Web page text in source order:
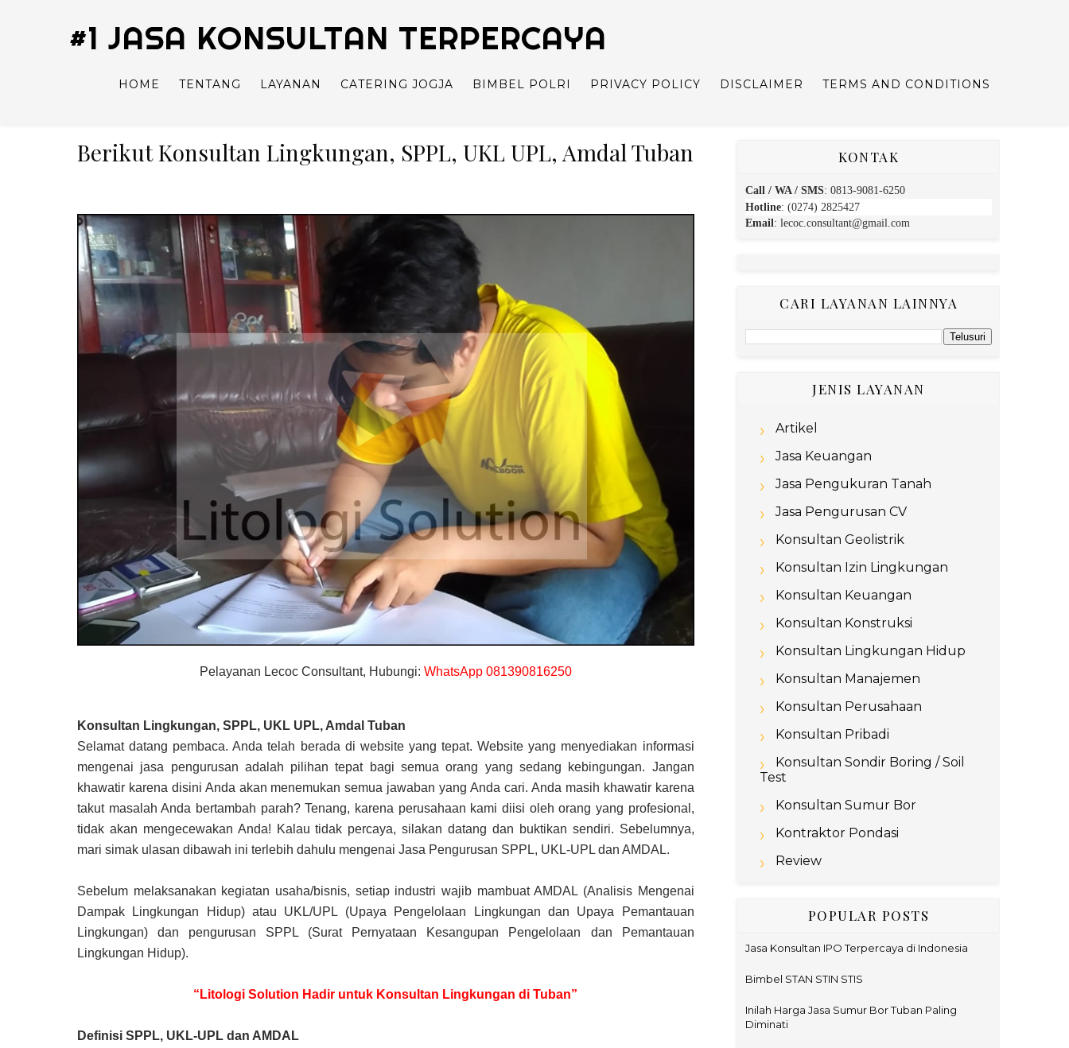
#1 JASA KONSULTAN TERPERCAYA
HOME TENTANG LAYANAN CATERING JOGJA BIMBEL POLRI PRIVACY POLICY DISCLAIMER TERMS AND CONDITIONS
Berikut Konsultan Lingkungan, SPPL, UKL UPL, Amdal Tuban
Pelayanan Lecoc Consultant, Hubungi: WhatsApp 081390816250
Konsultan Lingkungan, SPPL, UKL UPL, Amdal Tuban
Selamat datang pembaca. Anda telah berada di website yang tepat. Website yang menyediakan informasi
mengenai jasa pengurusan adalah pilihan tepat bagi semua orang yang sedang kebingungan. Jangan
khawatir karena disini Anda akan menemukan semua jawaban yang Anda cari. Anda masih khawatir karena
takut masalah Anda bertambah parah? Tenang, karena perusahaan kami diisi oleh orang yang profesional,
tidak akan mengecewakan Anda! Kalau tidak percaya, silakan datang dan buktikan sendiri. Sebelumnya,
mari simak ulasan dibawah ini terlebih dahulu mengenai Jasa Pengurusan SPPL, UKL-UPL dan AMDAL.
Sebelum melaksanakan kegiatan usaha/bisnis, setiap industri wajib mambuat AMDAL (Analisis Mengenai
Dampak Lingkungan Hidup) atau UKL/UPL (Upaya Pengelolaan Lingkungan dan Upaya Pemantauan
Lingkungan) dan pengurusan SPPL (Surat Pernyataan Kesangupan Pengelolaan dan Pemantauan
Lingkungan Hidup).
“Litologi Solution Hadir untuk Konsultan Lingkungan di Tuban”
Definisi SPPL, UKL-UPL dan AMDAL
KONTAK
Call / WA / SMS: 0813-9081-6250
Hotline: (0274) 2825427
Email: lecoc.consultant@gmail.com
CARI LAYANAN LAINNYA
JENIS LAYANAN
Artikel
Jasa Keuangan
Jasa Pengukuran Tanah
Jasa Pengurusan CV
Konsultan Geolistrik
Konsultan Izin Lingkungan
Konsultan Keuangan
Konsultan Konstruksi
Konsultan Lingkungan Hidup
Konsultan Manajemen
Konsultan Perusahaan
Konsultan Pribadi
Konsultan Sondir Boring / Soil
Test
Konsultan Sumur Bor
Kontraktor Pondasi
Review
POPULAR POSTS
Jasa Konsultan IPO Terpercaya di Indonesia
Bimbel STAN STIN STIS
Inilah Harga Jasa Sumur Bor Tuban Paling
Diminati